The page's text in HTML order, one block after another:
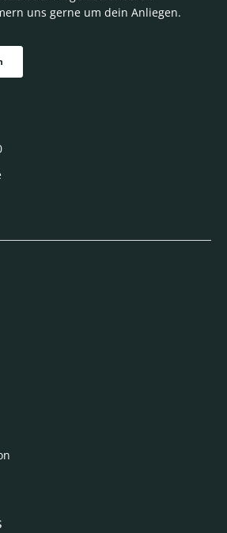
uns gerne um dein Anliegen.